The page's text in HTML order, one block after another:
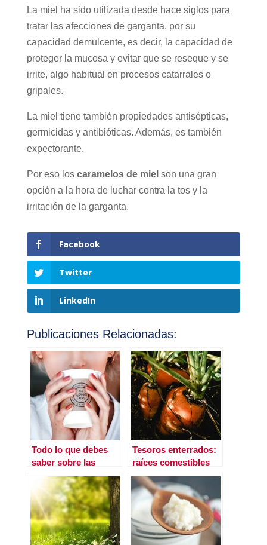
La miel ha sido utilizada desde hace siglos para
tratar las afecciones de garganta, por su
capacidad demulcente, es decir, la capacidad de
proteger la mucosa y evitar que se reseque y se
irrite, algo habitual en procesos catarrales o
gripales.
La miel tiene también propiedades antisépticas,
germicidas y antibióticas. Además, es también
expectorante.
Por eso los caramelos de miel son una gran
opción a la hora de luchar contra la tos y la
irritación de la garganta.
Facebook
Twitter
LinkedIn
Publicaciones Relacionadas:
Todo lo que debes
saber sobre las
bebidas vegetales
Tesoros enterrados:
raíces comestibles
que deberías
incorporar a tu dieta
ya